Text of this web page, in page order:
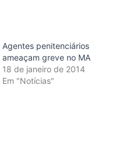
Agentes penitenciários
ameaçam greve no MA
18 de janeiro de 2014
Em "Notícias"